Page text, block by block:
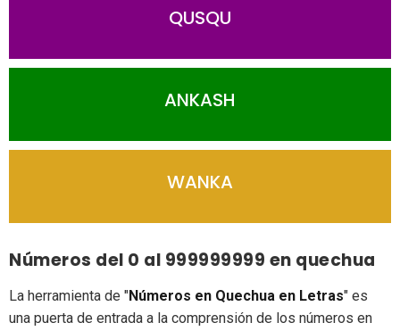
QUSQU
ANKASH
WANKA
Números del 0 al 999999999 en quechua
La herramienta de "Números en Quechua en Letras" es
una puerta de entrada a la comprensión de los números en